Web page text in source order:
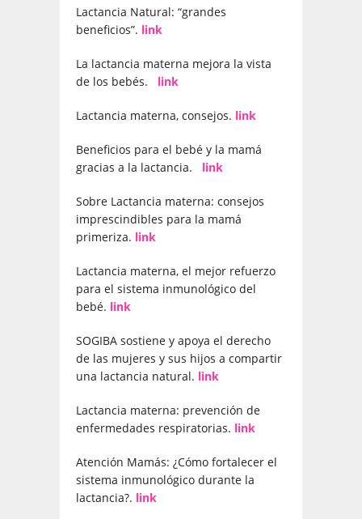
Lactancia Natural: “grandes
beneficios”. link
La lactancia materna mejora la vista
de los bebés. link
Lactancia materna, consejos. link
Beneficios para el bebé y la mamá
gracias a la lactancia. link
Sobre Lactancia materna: consejos
imprescindibles para la mamá
primeriza. link
Lactancia materna, el mejor refuerzo
para el sistema inmunológico del
bebé. link
SOGIBA sostiene y apoya el derecho
de las mujeres y sus hijos a compartir
una lactancia natural. link
Lactancia materna: prevención de
enfermedades respiratorias. link
Atención Mamás: ¿Cómo fortalecer el
sistema inmunológico durante la
lactancia?. link